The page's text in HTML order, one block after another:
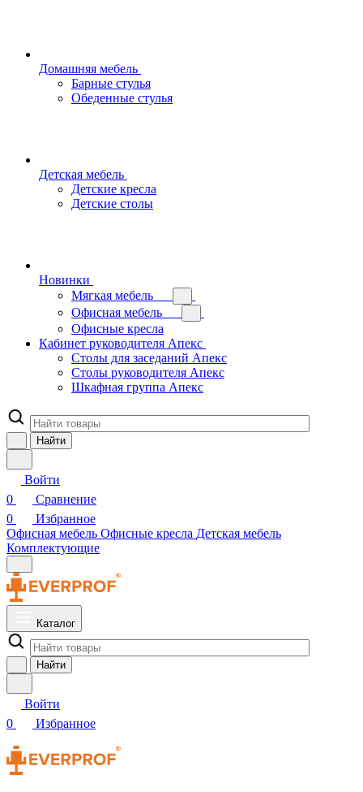
Домашняя мебель
Барные стулья
Обеденные стулья
Детская мебель
Детские кресла
Детские столы
Новинки
Мягкая мебель
Офисная мебель
Офисные кресла
Кабинет руководителя Апекс
Столы для заседаний Апекс
Столы руководителя Апекс
Шкафная группа Апекс
Найти
Войти
0
Сравнение
0
Избранное
Офисная мебель Офисные кресла Детская мебель
Комплектующие
Каталог
Найти
Войти
0
Избранное